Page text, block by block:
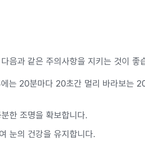
음과 같은 주의사항을 지키는 것이 좋
에는 20분마다 20초간 멀리 바라보는
한 조명을 확보합니다.
눈의 건강을 유지합니다.